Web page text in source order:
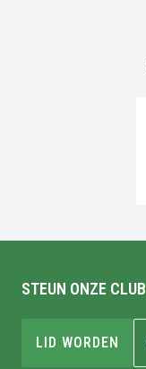
STEUN ONZE CLUB
LID WORDEN